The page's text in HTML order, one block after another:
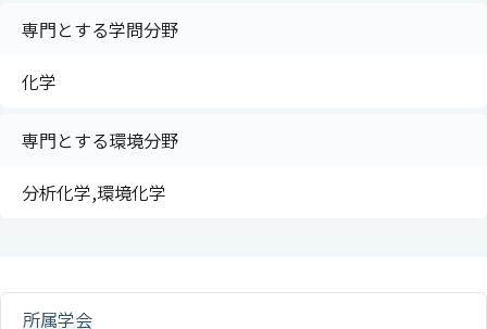
専門とする学問分野
化学
専門とする環境分野
分析化学,環境化学
所属学会